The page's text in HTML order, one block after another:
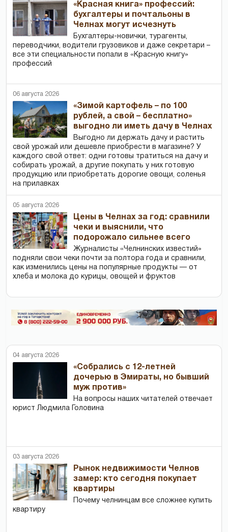
«Красная книга» профессий:
бухгалтеры и почтальоны в
Челнах могут исчезнуть
Бухгалтеры-новички, тур­агенты,
переводчики, водители грузовиков и даже секретари –
все эти специальности попали в «Красную книгу»
профессий
06 августа 2026
«Зимой картофель – по 100
рублей, а свой – бесплатно»
выгодно ли иметь дачу в Челнах
Выгодно ли держать дачу и растить
свой урожай или дешевле приобрести в магазине? У
каждого свой ответ: одни готовы тратиться на дачу и
собирать урожай, а другие покупать у них готовую
продукцию или приобретать дорогие овощи, соленья
на прилавках
05 августа 2026
Цены в Челнах за год: сравнили
чеки и выяснили, что
подорожало сильнее всего
Журналисты «Челнинских известий»
подняли свои чеки почти за полтора года и сравнили,
как изменились цены на популярные продукты — от
хлеба и молока до курицы, овощей и фруктов
04 августа 2026
«Собрались с 12-летней
дочерью в Эмираты, но бывший
муж против»
На вопросы наших читателей отвечает
юрист Людмила Головина
03 августа 2026
Рынок недвижимости Челнов
замер: кто сегодня покупает
квартиры
Почему челнинцам все сложнее купить
квартиру